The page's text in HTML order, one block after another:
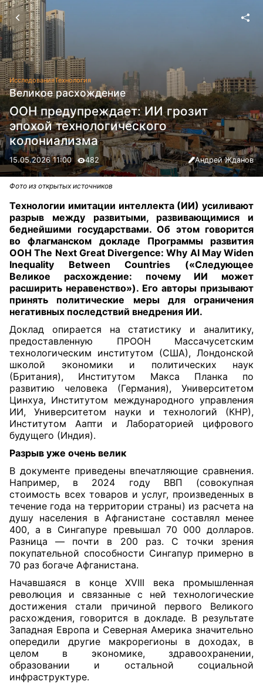
ИсследованияТехнология
Великое расхождение
ООН предупреждает: ИИ грозит
эпохой технологического
колониализма
15.05.2026 11:00 482 Андрей Жданов
Фото из открытых источников
Технологии имитации интеллекта (ИИ) усиливают
разрыв между развитыми, развивающимися и
беднейшими государствами. Об этом говорится
во флагманском докладе Программы развития
ООН The Next Great Divergence: Why AI May Widen
Inequality Between Countries («Следующее
Великое расхождение: почему ИИ может
расширить неравенство»). Его авторы призывают
принять политические меры для ограничения
негативных последствий внедрения ИИ.
Доклад опирается на статистику и аналитику,
предоставленную ПРООН Массачусетским
технологическим институтом (США), Лондонской
школой экономики и политических наук
(Британия), Институтом Макса Планка по
развитию человека (Германия), Университетом
Цинхуа, Институтом международного управления
ИИ, Университетом науки и технологий (КНР),
Институтом Аапти и Лабораторией цифрового
будущего (Индия).
Разрыв уже очень велик
В документе приведены впечатляющие сравнения.
Например, в 2024 году ВВП (совокупная
стоимость всех товаров и услуг, произведенных в
течение года на территории страны) из расчета на
душу населения в Афганистане составлял менее
400, а в Сингапуре превышал 70 000 долларов.
Разница — почти в 200 раз. С точки зрения
покупательной способности Сингапур примерно в
70 раз богаче Афганистана.
Начавшаяся в конце XVIII века промышленная
революция и связанные с ней технологические
достижения стали причиной первого Великого
расхождения, говорится в докладе. В результате
Западная Европа и Северная Америка значительно
опередили другие макрорегионы в доходах, в
целом в экономике, здравоохранении,
образовании и остальной социальной
инфраструктуре.